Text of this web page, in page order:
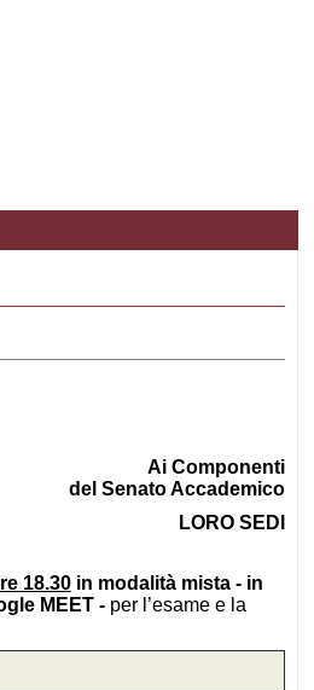
Ai Componenti
del Senato Accademico
SEDI
18.30in modalità mista - in
MEET - per l’esame e la